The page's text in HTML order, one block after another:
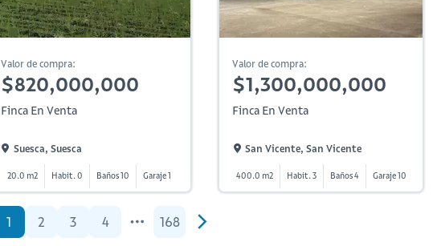
Valor de compra:
$820,000,000
Finca En Venta
Suesca, Suesca
20.0 m2 Habit. 0 Baños 10 Garaje 1
Valor de compra:
$1,300,000,000
Finca En Venta
San Vicente, San Vicente
400.0 m2 Habit. 3 Baños 4 Garaje 10
1 2 3 4 168